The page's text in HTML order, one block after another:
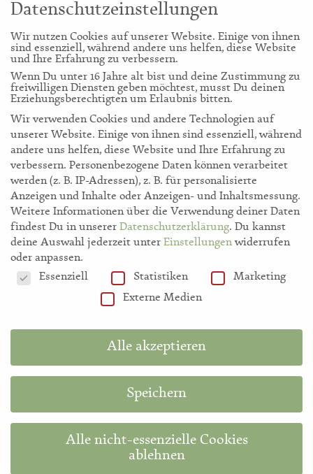
storl.de
Akademie
Shop
Hilfe
Information in English
DatenschutzerklärungundNutzungsbedingungen.
Datenschutzeinstellungen
Wir nutzen Cookies auf unserer Website. Einige von ihnen
sind essenziell, während andere uns helfen, diese Website
und Ihre Erfahrung zu verbessern.
Wenn Du unter 16 Jahre alt bist und deine Zustimmung zu
freiwilligen Diensten geben möchtest, musst Du deinen
Erziehungsberechtigten um Erlaubnis bitten.
Wir verwenden Cookies und andere Technologien auf
unserer Website. Einige von ihnen sind essenziell, während
andere uns helfen, diese Website und Ihre Erfahrung zu
verbessern. Personenbezogene Daten können verarbeitet
werden (z. B. IP-Adressen), z. B. für personalisierte
Anzeigen und Inhalte oder Anzeigen- und Inhaltsmessung.
Weitere Informationen über die Verwendung deiner Daten
findest Du in unserer Datenschutzerklärung. Du kannst
deine Auswahl jederzeit unter Einstellungenwiderrufen
oder anpassen.
Datenschutzeinstellungen
Essenziell Statistiken
Marketing
Externe Medien
Alle akzeptieren
Speichern
Alle nicht-essenzielle Cookies
ablehnen